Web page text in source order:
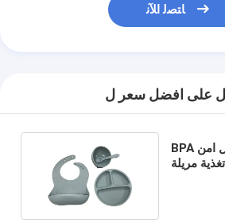
ﺎﺘﺼﻟ ﺍﻶﻧ
على افضل سعر ل
BPA نيتروسامين حر اكل امن
مريلة